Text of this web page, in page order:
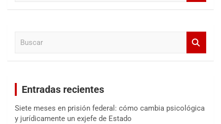
Entradas recientes
Siete meses en prisión federal: cómo cambia psicológica
y jurídicamente un exjefe de Estado